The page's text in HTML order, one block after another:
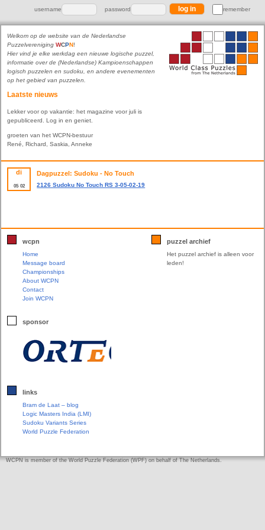
username password remember
Welkom op de website van de Nederlandse
Puzzelvereniging WCPN!
Hier vind je elke werkdag een nieuwe logische puzzel,
informatie over de (Nederlandse) Kampioenschappen
logisch puzzelen en sudoku, en andere evenementen
op het gebied van puzzelen.
Laatste nieuws
Lekker voor op vakantie: het magazine voor juli is
gepubliceerd. Log in en geniet.
groeten van het WCPN-bestuur
René, Richard, Saskia, Anneke
di
05 02
Dagpuzzel: Sudoku - No Touch
2126 Sudoku No Touch RS 3-05-02-19
wcpn
Home
Message board
Championships
About WCPN
Contact
Join WCPN
sponsor
links
Bram de Laat – blog
Logic Masters India (LMI)
Sudoku Variants Series
World Puzzle Federation
puzzel archief
Het puzzel archief is alleen voor
leden!
WCPN is member of the World Puzzle Federation (WPF) on behalf of The Netherlands.